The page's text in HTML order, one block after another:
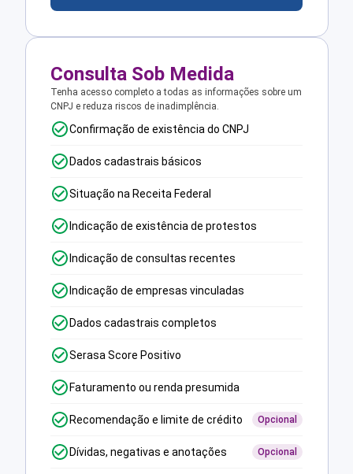
Consulta Sob Medida
Tenha acesso completo a todas as informações sobre um
CNPJ e reduza riscos de inadimplência.
Confirmação de existência do CNPJ
Dados cadastrais básicos
Situação na Receita Federal
Indicação de existência de protestos
Indicação de consultas recentes
Indicação de empresas vinculadas
Dados cadastrais completos
Serasa Score Positivo
Faturamento ou renda presumida
Recomendação e limite de crédito Opcional
Dívidas, negativas e anotações Opcional